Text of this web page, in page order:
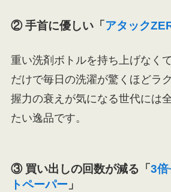
② 手首に優しい「アタック
重い洗剤ボトルを持ち上げなく
だけで毎日の洗濯が驚くほどラ
握力の衰えが気になる世代には
たい逸品です。
③ 買い出しの回数が減る「 3倍
トペーパー 」